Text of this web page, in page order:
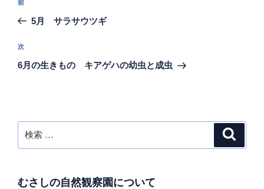
ビ
ゲ
ン
過
去
投
稿
前
5月 サラサウツギ
次
の
次
6月の生きもの キアゲハの幼虫と成虫
索:
むさしの自然観察園について